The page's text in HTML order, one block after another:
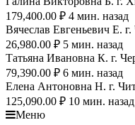
179,400.00 ₽ 4 мин. назад
Вячеслав Евгеньевич Е.
26,980.00 ₽ 5 мин. назад
Татьяна Ивановна К. г.
79,390.00 ₽ 6 мин. назад
Елена Антоновна Н. г.
125,090.00 ₽ 10 мин. назад
Меню